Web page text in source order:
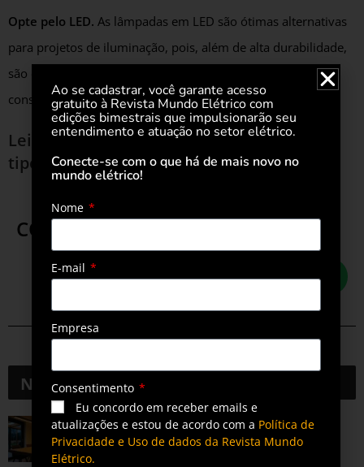
Opte pelo LED. As lâmpadas em LED são ótimas alternativas
para projetos de iluminação, pois, além de alta durabilidade,
são ecoeficientes, garantindo uma redução de até 80% do
consumo de energia elétrica.
Leia tambémFluxo luminoso depende do
tipo de tecnologia empregada no produto
COMPARTILHE ESTA POSTAGEM
NotíciasRelacionadas
Tendências de Iluminação em 2026
6 dias ago
Ao se cadastrar, você garante acesso
gratuito à Revista Mundo Elétrico com
edições bimestrais que impulsionarão seu
entendimento e atuação no setor elétrico.
Conecte-se com o que há de mais novo no
mundo elétrico!
Nome
E-mail
Empresa
Consentimento
Eu concordo em receber emails e
atualizações e estou de acordo com a Política de
Privacidade e Uso de dados da Revista Mundo
Elétrico.